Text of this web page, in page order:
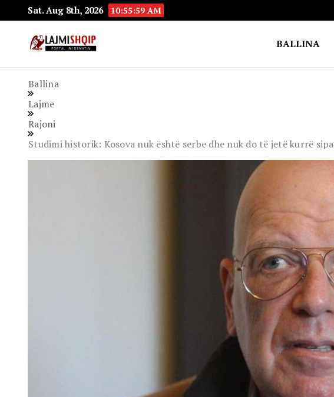
Sat. Aug 8th, 2026 10:56:00 AM
BALLINA
Ballina
Lajme
Rajoni
Studimi historik: Kosova nuk është serbe dhe nuk do të jetë kurrë